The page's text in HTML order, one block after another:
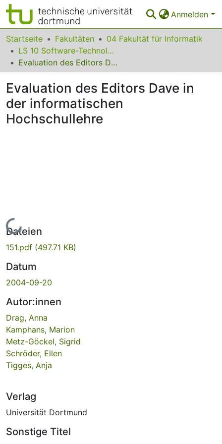
Anmelden
Bereiche & Sammlungen
Das gesamte Repositorium
FAQ
Leitlinien
Startseite Fakultäten
04 Fakultät für Informatik
LS 10 Software-Technologie
Evaluation des Editors Dave in der informatischen Hochschullehre
Evaluation des Editors Dave in
der informatischen
Hochschullehre
Lade...
Dateien
151.pdf (497.71 KB)
Datum
2004-09-20
Autor:innen
Drag, Anna
Kamphans, Marion
Metz-Göckel, Sigrid
Schröder, Ellen
Tigges, Anja
Verlag
Universität Dortmund
Sonstige Titel